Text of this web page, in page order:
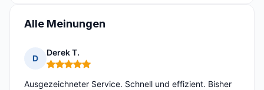
Alle Meinungen
D
Derek T.
Hinweis: 5 von 5
Ausgezeichneter Service. Schnell und effizient. Bisher